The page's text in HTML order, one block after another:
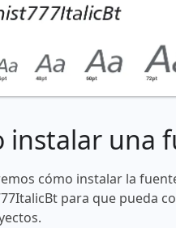
instalar una
cómo instalar la
para que pueda